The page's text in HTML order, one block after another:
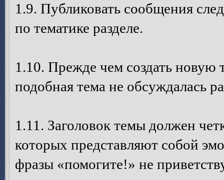
1.9. Публиковать сообщения
по тематике разделе.
1.10. Прежде чем создать новую
подобная тема не обсуждалась
1.11. Заголовок темы должен
которых представляют собой
фразы «помогите!» не